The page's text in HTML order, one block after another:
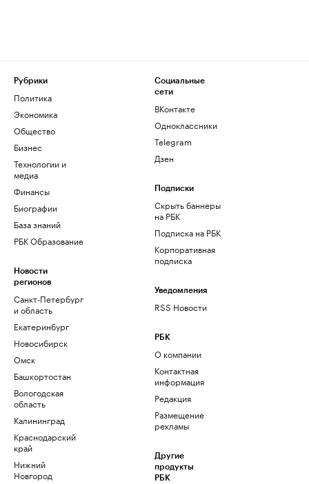
Рубрики
Политика
Экономика
Общество
Бизнес
Технологии и
медиа
Финансы
Биографии
База знаний
РБК Образование
Новости
регионов
Санкт-Петербург
и область
Екатеринбург
Новосибирск
Омск
Башкортостан
Вологодская
область
Калининград
Краснодарский
край
Нижний
Новгород
Социальные
сети
ВКонтакте
Одноклассники
Telegram
Дзен
Подписки
Скрыть баннеры
на РБК
Подписка на РБК
Корпоративная
подписка
Уведомления
RSS Новости
РБК
О компании
Контактная
информация
Редакция
Размещение
рекламы
Другие
продукты
РБК